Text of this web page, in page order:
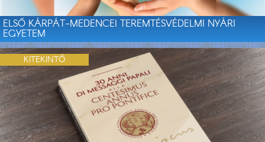
ELSŐ KÁRPÁT-MEDENCEI TEREMTÉSVÉDELMI NYÁRI
EGYETEM
KITEKINTŐ